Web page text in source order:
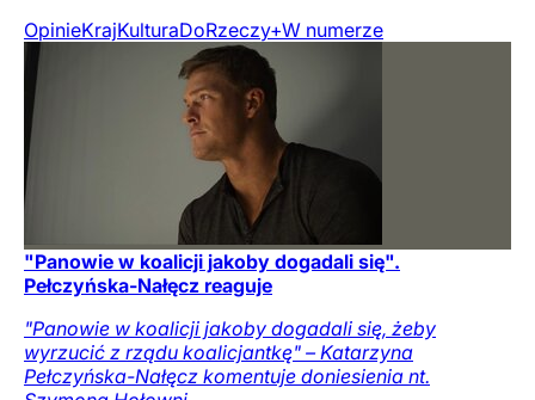
OpinieKrajKulturaDoRzeczy+W numerze
"Panowie w koalicji jakoby dogadali się".
Pełczyńska-Nałęcz reaguje
"Panowie w koalicji jakoby dogadali się, żeby
wyrzucić z rządu koalicjantkę" – Katarzyna
Pełczyńska-Nałęcz komentuje doniesienia nt.